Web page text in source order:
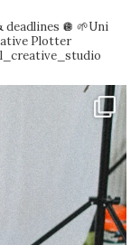
🪩 🌱Uni
Plotter